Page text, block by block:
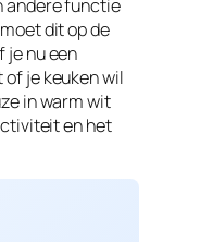
andere functie
dit op de
je nu een
je keuken wil
in warm wit
en het